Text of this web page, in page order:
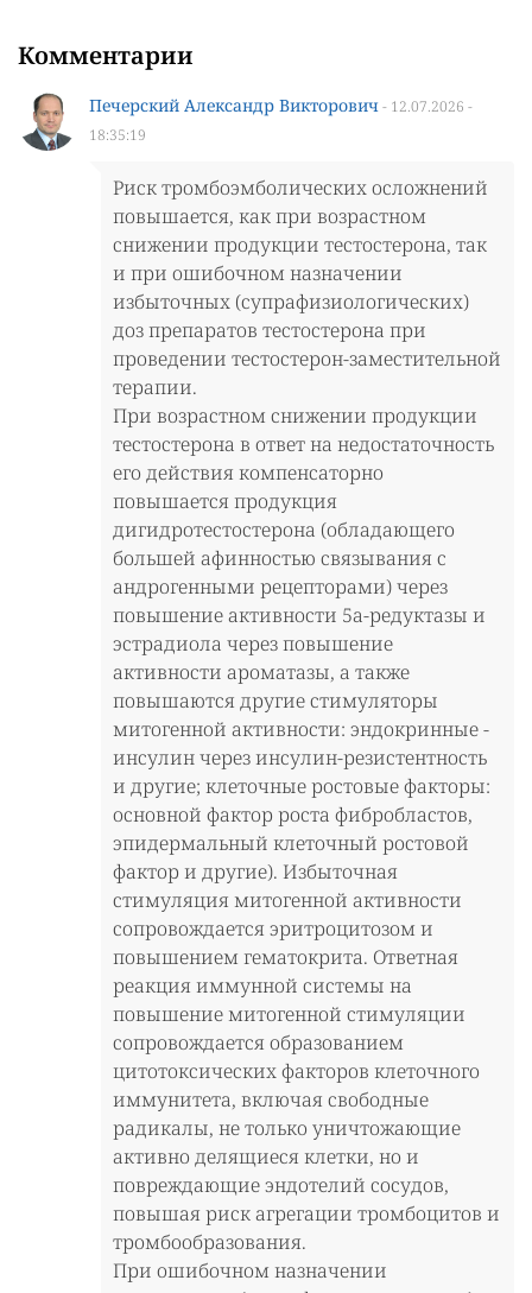
Комментарии
Печерский Александр Викторович- 12.07.2026 -
18:35:19
Риск тромбоэмболических осложнений
повышается, как при возрастном
снижении продукции тестостерона, так
и при ошибочном назначении
избыточных (супрафизиологических)
доз препаратов тестостерона при
проведении тестостерон-заместительной
терапии.
При возрастном снижении продукции
тестостерона в ответ на недостаточность
его действия компенсаторно
повышается продукция
дигидротестостерона (обладающего
большей афинностью связывания с
андрогенными рецепторами) через
повышение активности 5а-редуктазы и
эстрадиола через повышение
активности ароматазы, а также
повышаются другие стимуляторы
митогенной активности: эндокринные -
инсулин через инсулин-резистентность
и другие; клеточные ростовые факторы:
основной фактор роста фибробластов,
эпидермальный клеточный ростовой
фактор и другие). Избыточная
стимуляция митогенной активности
сопровождается эритроцитозом и
повышением гематокрита. Ответная
реакция иммунной системы на
повышение митогенной стимуляции
сопровождается образованием
цитотоксических факторов клеточного
иммунитета, включая свободные
радикалы, не только уничтожающие
активно делящиеся клетки, но и
повреждающие эндотелий сосудов,
повышая риск агрегации тромбоцитов и
тромбообразования.
При ошибочном назначении